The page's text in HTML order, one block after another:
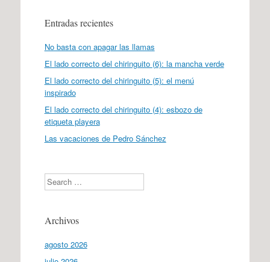
Entradas recientes
No basta con apagar las llamas
El lado correcto del chiringuito (6): la mancha verde
El lado correcto del chiringuito (5): el menú
inspirado
El lado correcto del chiringuito (4): esbozo de
etiqueta playera
Las vacaciones de Pedro Sánchez
Search
Archivos
agosto 2026